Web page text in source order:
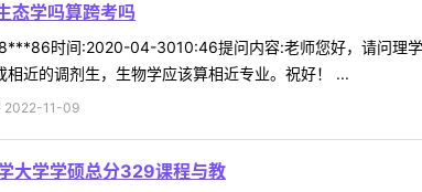
态学吗算跨考吗
时间:2020-04-3010:46提问内容:老师您好，请问理
近的调剂生，生物学应该算相近专业。祝好！ ...
2022-11-09
大学学硕总分329课程与教